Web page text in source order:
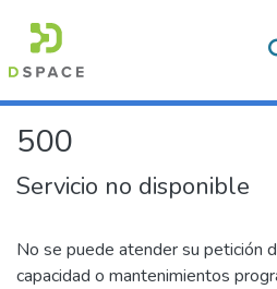
500
Servicio no disponible
No se puede atender su petición
capacidad o mantenimientos